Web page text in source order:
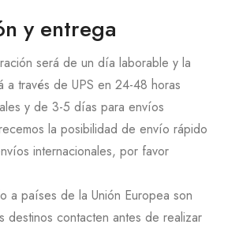
y entrega
será de un día laborable y la
a través de UPS en 24-48 horas
y de 3-5 días para envíos
la posibilidad de envío rápido
internacionales, por favor
a países de la Unión Europea son
destinos contacten antes de realizar